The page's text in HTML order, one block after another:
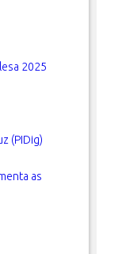
2025
(PIDig)
as